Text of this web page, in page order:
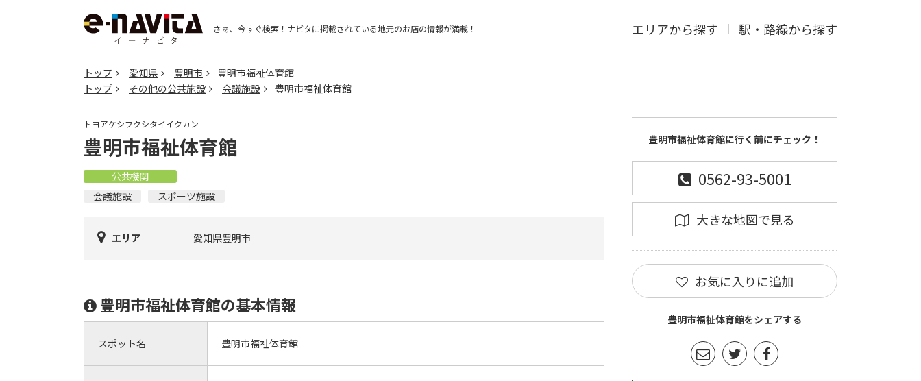
さぁ、今すぐ検索！ ナビタに掲載されている地元のお店の情報が満載！ エリアから探す 駅・路線から探す
トップ 愛知県 豊明市
豊明市福祉体育館
トップ
その他の公共施設 会議施設 豊明市福祉体育館
トヨアケシフクシタイイクカン
豊明市福祉体育館
公共機関
会議施設
スポーツ施設
エリア 愛知県豊明市
豊明市福祉体育館の基本情報
スポット名 豊明市福祉体育館
豊明市福祉体育館に行く前にチェック！
0562-93-5001
大きな地図で見る
お気に入りに追加
豊明市福祉体育館をシェアする